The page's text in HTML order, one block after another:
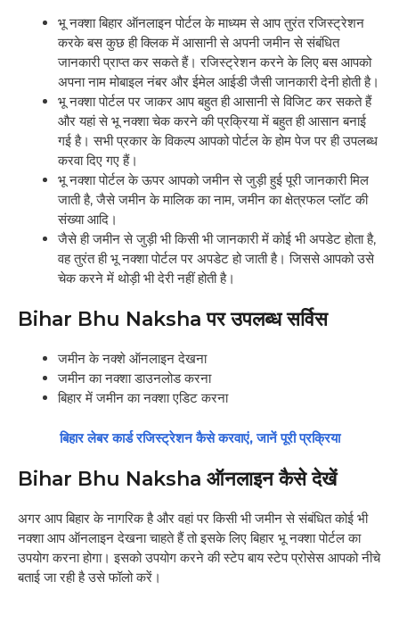
भू नक्शा बिहार ऑनलाइन पोर्टल के माध्यम से आप तुरंत रजिस्ट्रेशन
करके बस कुछ ही क्लिक में आसानी से अपनी जमीन से संबंधित
जानकारी प्राप्त कर सकते हैं। रजिस्ट्रेशन करने के लिए बस आपको
अपना नाम मोबाइल नंबर और ईमेल आईडी जैसी जानकारी देनी होती है।
भू नक्शा पोर्टल पर जाकर आप बहुत ही आसानी से विजिट कर सकते हैं
और यहां से भू नक्शा चेक करने की प्रक्रिया में बहुत ही आसान बनाई
गई है। सभी प्रकार के विकल्प आपको पोर्टल के होम पेज पर ही उपलब्ध
करवा दिए गए हैं।
भू नक्शा पोर्टल के ऊपर आपको जमीन से जुड़ी हुई पूरी जानकारी मिल
जाती है, जैसे जमीन के मालिक का नाम, जमीन का क्षेत्रफल प्लॉट की
संख्या आदि।
जैसे ही जमीन से जुड़ी भी किसी भी जानकारी में कोई भी अपडेट होता है,
वह तुरंत ही भू नक्शा पोर्टल पर अपडेट हो जाती है। जिससे आपको उसे
चेक करने में थोड़ी भी देरी नहीं होती है।
Bihar Bhu Naksha पर उपलब्ध सर्विस
जमीन के नक्शे ऑनलाइन देखना
जमीन का नक्शा डाउनलोड करना
बिहार में जमीन का नक्शा एडिट करना
बिहार लेबर कार्ड रजिस्ट्रेशन कैसे करवाएं, जानें पूरी प्रक्रिया
Bihar Bhu Naksha ऑनलाइन कैसे देखें
अगर आप बिहार के नागरिक है और वहां पर किसी भी जमीन से संबंधित कोई भी
नक्शा आप ऑनलाइन देखना चाहते हैं तो इसके लिए बिहार भू नक्शा पोर्टल का
उपयोग करना होगा। इसको उपयोग करने की स्टेप बाय स्टेप प्रोसेस आपको नीचे
बताई जा रही है उसे फॉलो करें।